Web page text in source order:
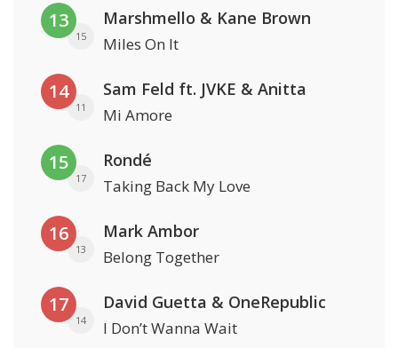
13
15
Marshmello & Kane Brown
Miles On It
14
11
Sam Feld ft. JVKE & Anitta
Mi Amore
15
17
Rondé
Taking Back My Love
16
13
Mark Ambor
Belong Together
17
14
David Guetta & OneRepublic
I Don’t Wanna Wait